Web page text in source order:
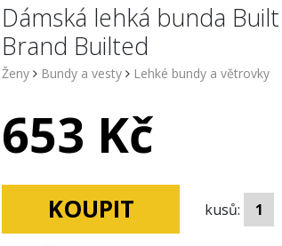
Dámská lehká bunda
Brand Builted
Ženy Bundy a vesty Lehké bundy a větrovky
653 Kč
KOUPIT kusů: